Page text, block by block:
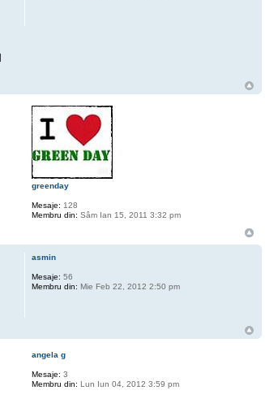
greenday
Mesaje: 128
Membru din: Sâm Ian 15, 2011 3:32 pm
asmin
Mesaje: 56
Membru din: Mie Feb 22, 2012 2:50 pm
angela g
Mesaje: 3
Membru din: Lun Iun 04, 2012 3:59 pm